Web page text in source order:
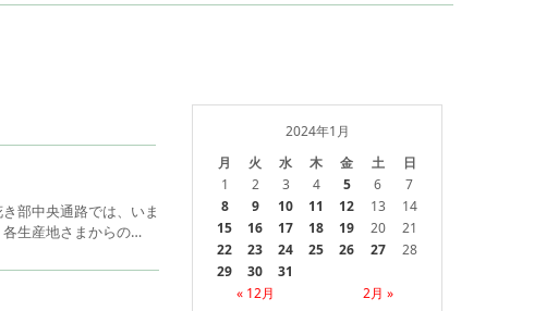
部中央通路では、いま
生産地さまからの…
2024年1月
月
火 水 木 金 土 日
« 12月 2月 »
1 2 3 4 5 6
7
8
9 10 11 12 13
14
15
16 17 18 19 20
21
22
23 24 25 26 27
28
29
30 31